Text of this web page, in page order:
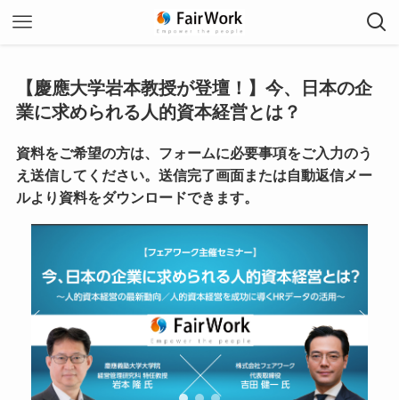
【慶應大学岩本教授が登壇！】今、日本の企
業に求められる人的資本経営とは？
資料をご希望の方は、フォームに必要事項をご入力のう
え送信してください。送信完了画面または自動返信メー
ルより資料をダウンロードできます。